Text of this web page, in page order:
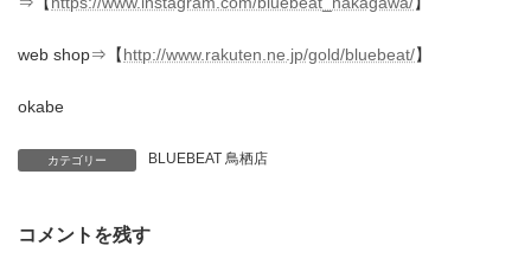
web shop⇒【http://www.rakuten.ne.jp/gold/bluebeat/】
okabe
カテゴリー BLUEBEAT 鳥栖店
コメントを残す